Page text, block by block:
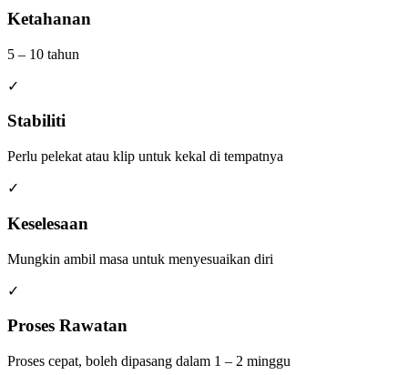
Ketahanan
5 – 10 tahun
✓
Stabiliti
Perlu pelekat atau klip untuk kekal di tempatnya
✓
Keselesaan
Mungkin ambil masa untuk menyesuaikan diri
✓
Proses Rawatan
Proses cepat, boleh dipasang dalam 1 – 2 minggu